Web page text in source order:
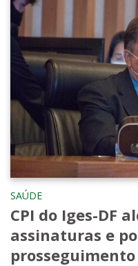
SAÚDE
CPI do Iges-DF
assinaturas e
prosseguimento